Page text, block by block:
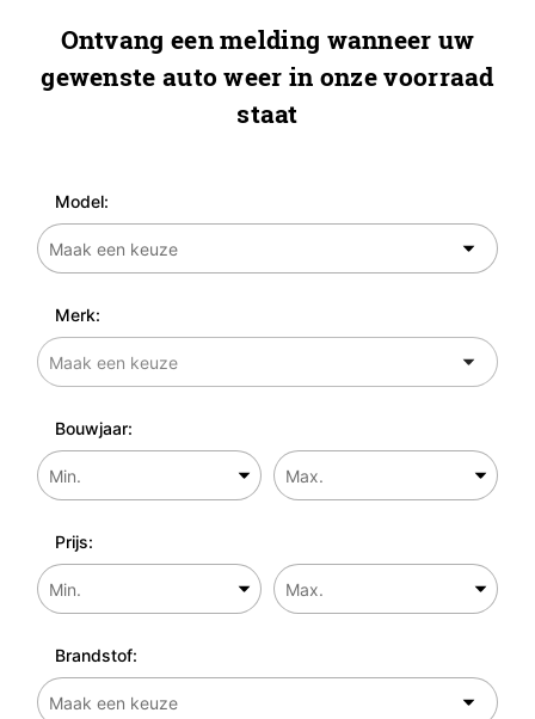
Ontvang een melding wanneer uw
gewenste auto weer in onze voorraad
staat
Model:
Merk:
Bouwjaar:
Prijs:
Brandstof: